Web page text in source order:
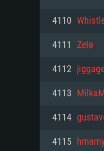
최소사
운영체제:
프로세서:
메모리: 4GB
그래픽 카
최소사
운영체제:
프로세서:
최소사
운영체제:
프로세서:
메모리: 4 GB
그래픽 카
4110
4111 Zelø
4112
4113
4114
4115